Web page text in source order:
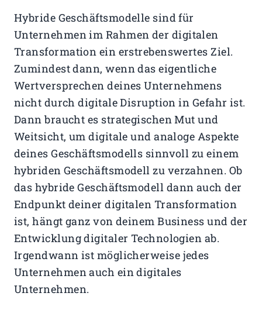
Hybride Geschäftsmodelle sind für
Unternehmen im Rahmen der digitalen
Transformation ein erstrebenswertes Ziel.
Zumindest dann, wenn das eigentliche
Wertversprechen deines Unternehmens
nicht durch digitale Disruption in Gefahr ist.
Dann braucht es strategischen Mut und
Weitsicht, um digitale und analoge Aspekte
deines Geschäftsmodells sinnvoll zu einem
hybriden Geschäftsmodell zu verzahnen. Ob
das hybride Geschäftsmodell dann auch der
Endpunkt deiner digitalen Transformation
ist, hängt ganz von deinem Business und der
Entwicklung digitaler Technologien ab.
Irgendwann ist möglicherweise jedes
Unternehmen auch ein digitales
Unternehmen.